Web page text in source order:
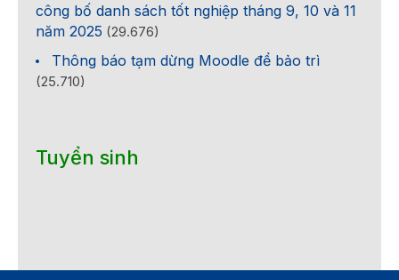
công bố danh sách tốt nghiệp tháng 9, 10 và 11
năm 2025 (29.676)
Thông báo tạm dừng Moodle để bảo trì
(25.710)
Tuyển sinh